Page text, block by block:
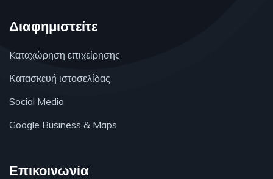
Διαφημιστείτε
Kαταχώρηση επιχείρησης
Κατασκευή ιστοσελίδας
Social Media
Google Business & Maps
Επικοινωνία